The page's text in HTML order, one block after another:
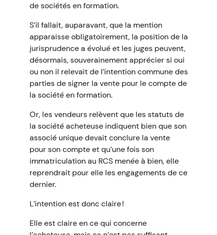
de sociétés en formation.
S’il fallait, auparavant, que la mention
apparaisse obligatoirement, la position de la
jurisprudence a évolué et les juges peuvent,
désormais, souverainement apprécier si oui
ou non il relevait de l’intention commune des
parties de signer la vente pour le compte de
la société en formation.
Or, les vendeurs relèvent que les statuts de
la société acheteuse indiquent bien que son
associé unique devait conclure la vente
pour son compte et qu’une fois son
immatriculation au RCS menée à bien, elle
reprendrait pour elle les engagements de ce
dernier.
L’intention est donc claire !
Elle est claire en ce qui concerne